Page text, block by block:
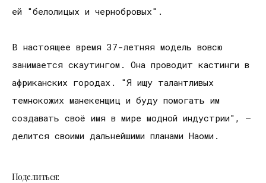
ей "белолицых и чернобровых".
В настоящее время 37-летняя модель вовсю
занимается скаутингом. Она проводит кастинги в
африканских городах. "Я ищу талантливых
темнокожих манекенщиц и буду помогать им
создавать своё имя в мире модной индустрии", –
делится своими дальнейшими планами Наоми.
Поделиться: